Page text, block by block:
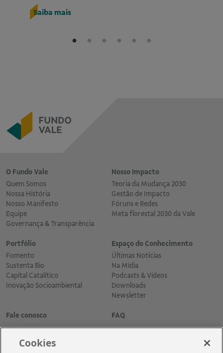
Saiba mais
O Fundo Vale
Quem Somos
Nossa História
Nosso Manifesto
Equipe
Governança & Transparência
Nosso Impacto
Teoria da Mudança 2030
Gestão de Impacto
Fóruns e Redes
Meta florestal 2030 da Vale
Portfólio
Fomento
Sustenta Bio
Capital Catalítico
Inovação Socioambiental
Espaço do Conhecimento
Últimas Notícias
Na Mídia
Podcasts & Vídeos
Downloads
Newsletter
Fale conosco FAQ
Cookies